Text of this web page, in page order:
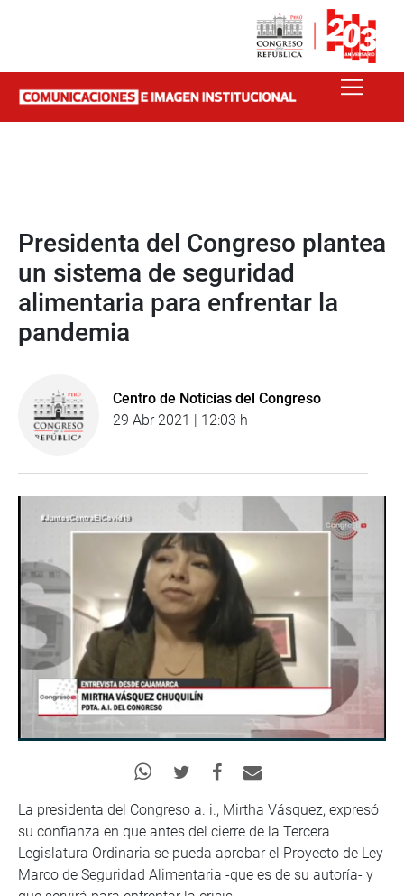
Presidenta del Congreso plantea
un sistema de seguridad
alimentaria para enfrentar la
pandemia
Centro de Noticias del Congreso
29 Abr 2021 | 12:03 h
La presidenta del Congreso a. i., Mirtha Vásquez, expresó
su confianza en que antes del cierre de la Tercera
Legislatura Ordinaria se pueda aprobar el Proyecto de Ley
Marco de Seguridad Alimentaria -que es de su autoría- y